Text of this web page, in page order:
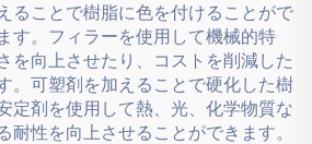
ることで樹脂に色を付けることがで
す。フィラーを使用して機械的特
を向上させたり、コストを削減した
。可塑剤を加えることで硬化した樹
定剤を使用して熱、光、化学物質な
耐性を向上させることができます。